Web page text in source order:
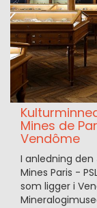
Mines de
Vendôme
I anledning
Mines Paris -
som ligger i